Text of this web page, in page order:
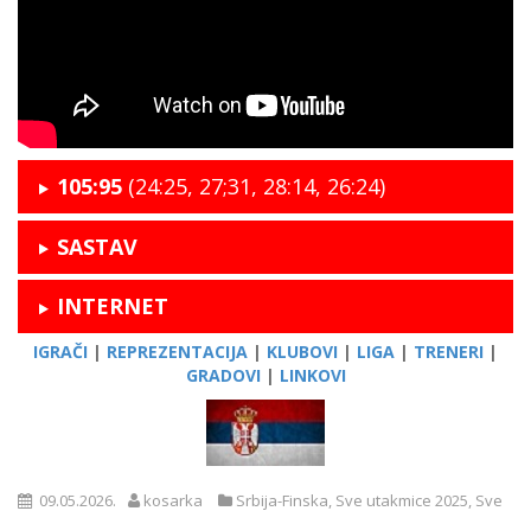
105:95(24:25, 27;31, 28:14, 26:24)
SASTAV
INTERNET
IGRAČI | REPREZENTACIJA | KLUBOVI | LIGA | TRENERI |
GRADOVI | LINKOVI
09.05.2026. kosarka Srbija-Finska, Sve utakmice 2025, Sve